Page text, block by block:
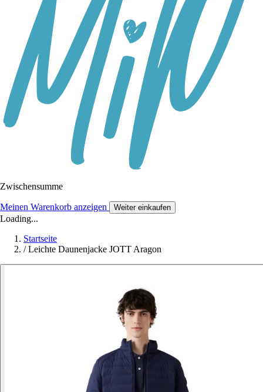
Zwischensumme
Meinen Warenkorb anzeigen Weiter einkaufen
Loading...
Startseite
/ Leichte Daunenjacke JOTT Aragon